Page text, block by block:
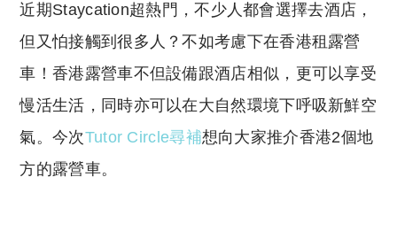
p
y
Li
n
k
at
s
A
p
p
近期Staycation超熱門，不少人都會選擇去酒店，
但又怕接觸到很多人？不如考慮下在香港租露營
車！香港露營車不但設備跟酒店相似，更可以享受
慢活生活，同時亦可以在大自然環境下呼吸新鮮空
氣。今次Tutor Circle尋補想向大家推介香港2個地
方的露營車。